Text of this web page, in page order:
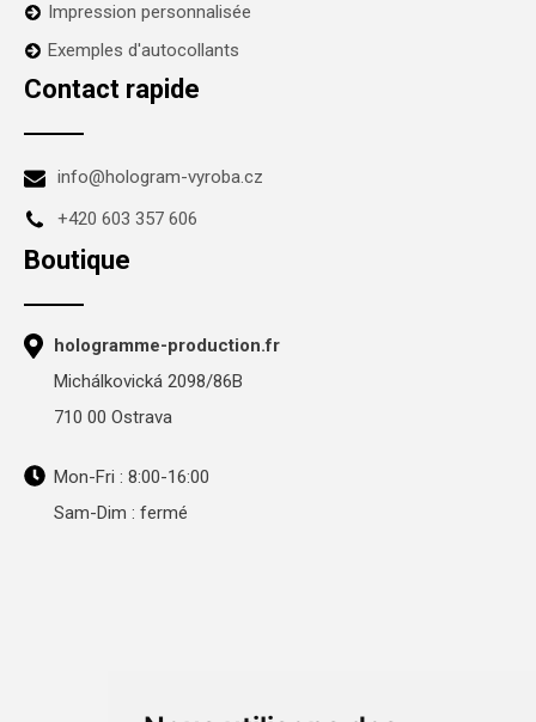
Impression personnalisée
Exemples d'autocollants
Contact rapide
info@hologram-vyroba.cz
+420 603 357 606
Boutique
hologramme-production.fr
Michálkovická 2098/86B
710 00 Ostrava
Mon-Fri : 8:00-16:00
Sam-Dim : fermé